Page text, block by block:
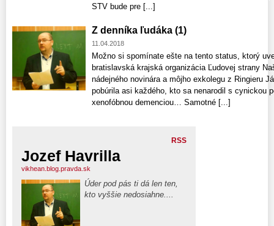
STV bude pre [...]
Z denníka ľudáka (1)
11.04.2018
Možno si spomínate ešte na tento status, ktorý
bratislavská krajská organizácia Ľudovej strany
nádejného novinára a môjho exkolegu z Ringieru
pobúrila asi každého, kto sa nenarodil s cynickou
xenofóbnou demenciou… Samotné [...]
RSS
Jozef Havrilla
vikhean.blog.pravda.sk
Úder pod pás ti dá len ten,
kto vyššie nedosiahne....